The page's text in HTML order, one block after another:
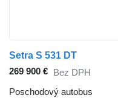
Setra S 531 DT
269 900 € Bez DPH
Poschodový autobus